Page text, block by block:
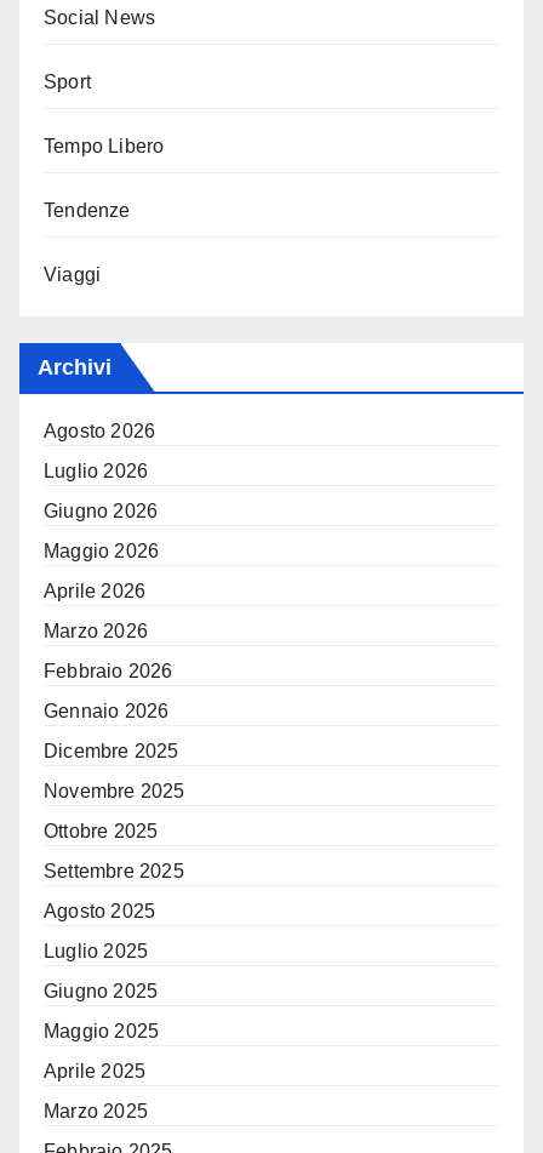
Social News
Sport
Tempo Libero
Tendenze
Viaggi
Archivi
Agosto 2026
Luglio 2026
Giugno 2026
Maggio 2026
Aprile 2026
Marzo 2026
Febbraio 2026
Gennaio 2026
Dicembre 2025
Novembre 2025
Ottobre 2025
Settembre 2025
Agosto 2025
Luglio 2025
Giugno 2025
Maggio 2025
Aprile 2025
Marzo 2025